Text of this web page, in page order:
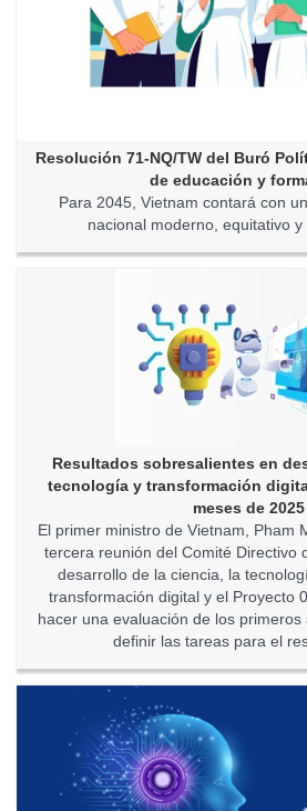
Resolución 71-NQ/TW del Buró
de educación y
Para 2045, Vietnam contará con
nacional moderno, equitativo
Resultados sobresalientes en
tecnología y transformación
meses de 2025
El primer ministro de Vietnam, Pham
tercera reunión del Comité Directivo
desarrollo de la ciencia, la
transformación digital y el Proyecto
hacer una evaluación de los
definir las tareas para el